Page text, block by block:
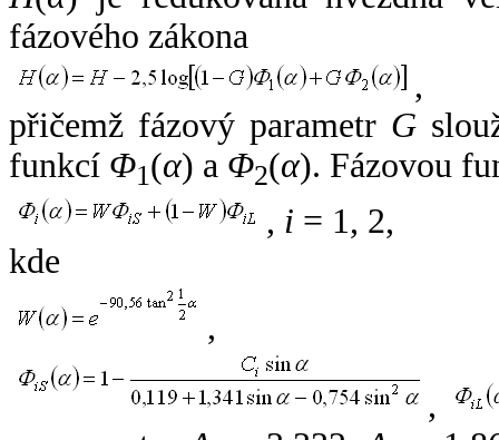
fázového zákona
,
přičemž fázový parametr G
funkcí Φ1(α) a Φ2(α). Fázovou
, i = 1, 2,
kde
,
,